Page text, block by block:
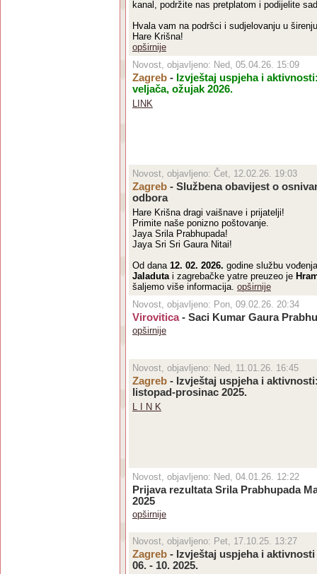
kanal, podržite nas pretplatom i podijelite
Hvala vam na podršci i sudjelovanju u
Hare Krišna!
opširnije
Novost, objavljeno: Ned, 05.04.26. 15:09
Zagreb - Izvještaj uspjeha i
veljača, ožujak 2026.
LINK
Novost, objavljeno: Čet, 12.02.26. 19:03
Zagreb - Službena obavijest o
odbora
Hare Krišna dragi vaišnave i prijatelji!
Primite naše ponizno poštovanje.
Jaya Srila Prabhupada!
Jaya Sri Sri Gaura Nitai!
Od dana 12. 02. 2026. godine službu
Jaladutai zagrebačke yatre preuzeo je
šaljemo više informacija. opširnije
Novost, objavljeno: Pon, 09.02.26. 20:34
Virovitica- Saci Kumar Gaura
opširnije
Novost, objavljeno: Ned, 11.01.26. 16:45
Zagreb - Izvještaj uspjeha i
listopad-prosinac 2025.
L I N K
Novost, objavljeno: Ned, 04.01.26. 12:22
Prijava rezultata Srila Prabhupada
2025
opširnije
Novost, objavljeno: Pet, 17.10.25. 13:27
Zagreb - Izvještaj uspjeha i aktivnosti
06. - 10. 2025.